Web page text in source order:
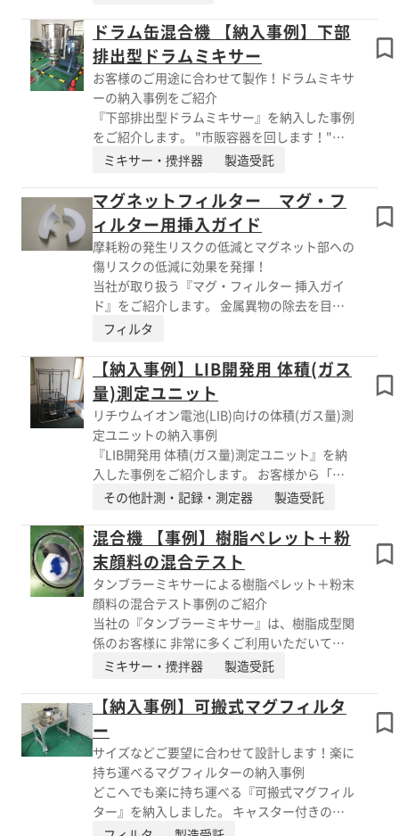
下さい。
殿物の再撹拌や洗浄液を入れて缶内の洗浄用途
などに活用いただけます。 簡単操作でドラム
缶をセット可能。 安全対策でインターロック
機構を設けています。 【特長】 ■ドラム缶内
の液体原料をソフトに撹拌できる ■簡単操作
でドラム缶をセット可能 ■安全対策(インター
ロック) ■耐圧防爆仕様も可能 ※詳しくはPDF
資料をご覧いただくか、お気軽にお問い合わせ
下さい。
ドラム缶混合機 【納入事例】下部
排出型ドラムミキサー
お客様のご用途に合わせて製作！ドラムミキサ
ーの納入事例をご紹介
『下部排出型ドラムミキサー』を納入した事例
をご紹介します。 "市販容器を回します！"と
いうのが当社の強みですが、今回のお客様は
というご要望だったため、 ご希望の通り、製
作しました。 下部は回収容器で混合材料を受
けるということで指定寸法分とったため 高さ
があり、材料投入は踏み台などが必要です。
投入や混合は傾斜させて使用します。 今回の
仕様だと上流から材料を投入し、混合し、下流
へという バッチ連続の形もラインとして組め
ます。 お客様のご用途に合わせて、使い勝手
を打ち合わせし製作いたします。 【事例】 ■
製品：下部排出型ドラムミキサー（材料：セラ
ミック系の粉体混合） ■要望：混合材料を下
部の回収容器で受けたい ※エイシンの総合カ
タログはPDFダウンロードよりご覧いただけま
す。
ミキサー・攪拌器 製造受託
マグネットフィルター マグ・フ
ィルター用挿入ガイド
摩耗粉の発生リスクの低減とマグネット部への
傷リスクの低減に効果を発揮！
当社が取り扱う『マグ・フィルター 挿入ガイ
ド』をご紹介します。 金属異物の除去を目的
としているマグ・フィルターですが、マグネッ
まい、摩耗粉が発生してしまう 可能性があり
ます。 特に液体用の高磁力マグ・フィルター
は除去効率を考慮してクリアランスが 狭く、
また長く使うとケーシングも磁性化するため、
挿入時にマグネットが ケーシングに引き寄せ
られます。 そこで、当製品をマグネットを差
し込む前にケーシングに取り付けておいて そ
の後、すっと差し込みます。 摩耗粉の発生リ
スクの低減と、単純に挿入時に発生してしまう
マグネット部への傷リスクの低減も効果を発揮
します。 【特長】 ■摩耗粉の発生リスクの低
減 ■マグネット部への傷リスクの低減 ■現在
お使いのマグ・フィルターにも使用可能 ※エ
イシンの総合カタログはPDFダウンロードより
ご覧いただけます。
フィルタ
【納入事例】LIB開発用 体積(ガス
量)測定ユニット
リチウムイオン電池(LIB)向けの体積(ガス量)測
定ユニットの納入事例
『LIB開発用 体積(ガス量)測定ユニット』を納
入した事例をご紹介します。 お客様から「ア
ルキメデスの原理で体積を測る自動装置を作っ
で水の入った容器を電子天秤において、計測し
たいものを 針金で吊って重量を計測していま
した。 計測したい値が0.0001g単位だったた
め、手の震えが影響し計測が 困難とのこと
で、シリンダーを使って電動化したいというご
希望でした。 電子天秤部分の降りてくる位置
は、秤を動かして調整します。 高さ位置はシ
リンダー付近で調整できるようにしました。
また、パソコンに取り込みたいというご希望に
も対応し、 お客様のご要望通りの装置ができ
ました。 【事例】 ■製品 ・LIB開発用 体積
(ガス量)測定ユニット ■要望 ・針金で吊って
重量を計測していた部分をシリンダーを使って
電動化したい ・パソコンに取り込みたい ※
エイシンの総合カタログはPDFダウンロードよ
りご覧いただけます。
その他計測・記録・測定器 製造受託
混合機 【事例】樹脂ペレット＋粉
末顔料の混合テスト
タンブラーミキサーによる樹脂ペレット＋粉末
顔料の混合テスト事例のご紹介
当社の『タンブラーミキサー』は、樹脂成型関
係のお客様に 非常に多くご利用いただいてい
ます。 今回は樹脂ペレットと粉末顔料(ドライ
とご依頼をいただきました。 テスト機は「タ
物は、PPペレット(ブレンドオイル下処理
済)2kg、粉末顔料12gを使用。 結果は良好で即
ご発注いただき、現在製作中です。 樹脂成型
で粉末顔料を使用する際のデメリットとし
て”飛散”が 挙げられますが、お客様のアイデ
ミキサー・攪拌器 製造受託
【納入事例】可搬式マグフィルタ
ー
サイズなどご要望に合わせて設計します！楽に
持ち運べるマグフィルターの納入事例
どこへでも楽に持ち運べる『可搬式マグフィル
ター』を納入しました。 キャスター付きの架
台の上にマグネットが乗っています。 ライン